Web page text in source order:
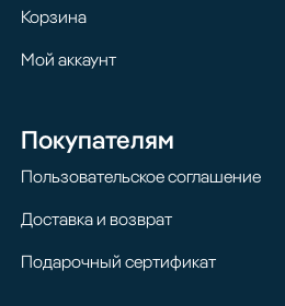
Корзина
Мой аккаунт
Покупателям
Пользовательское соглашение
Доставка и возврат
Подарочный сертификат